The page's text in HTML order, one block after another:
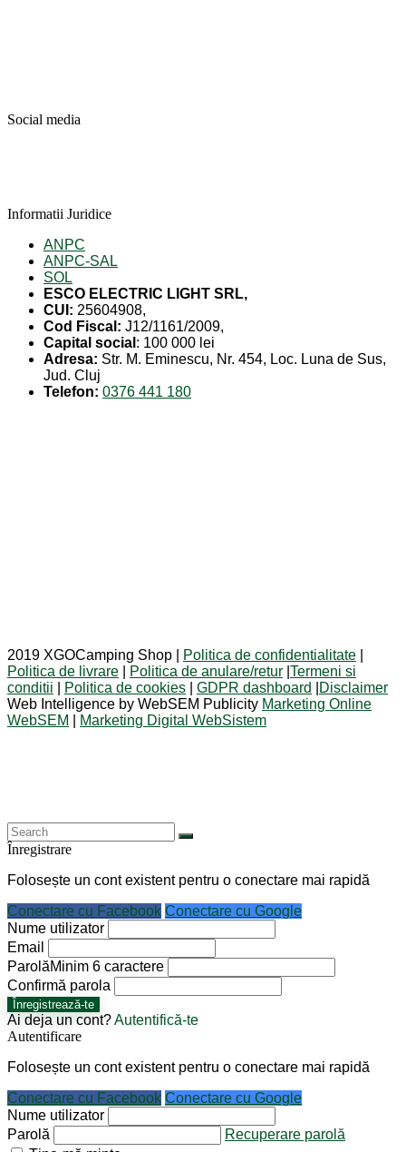
Social media
Informatii Juridice
ANPC
ANPC-SAL
SOL
ESCO ELECTRIC LIGHT SRL,
CUI: 25604908,
Cod Fiscal: J12/1161/2009,
Capital social : 100 000 lei
Adresa: Str. M. Eminescu, Nr. 454, Loc. Luna de Sus,
Jud. Cluj
Telefon: 0376 441 180
2019 XGOCamping Shop | Politica de confidentialitate
Politica de livrare
Politica de anulare/retur Termeni si
conditii
Politica de cookies GDPR dashboard
Disclaimer
Web Intelligence by WebSEM Publicity Marketing Online
WebSEM
Marketing Digital WebSistem
Înregistrare
Folosește un cont existent pentru o conectare mai rapidă
Conectare cu Facebook Conectare cu Google
Nume utilizator
Email
ParolăMinim 6 caractere
Confirmă parola
Înregistrează-te
Ai deja un cont?Autentifică-te
Autentificare
Folosește un cont existent pentru o conectare mai rapidă
Conectare cu Facebook Conectare cu Google
Nume utilizator
Parolă
Recuperare parolă